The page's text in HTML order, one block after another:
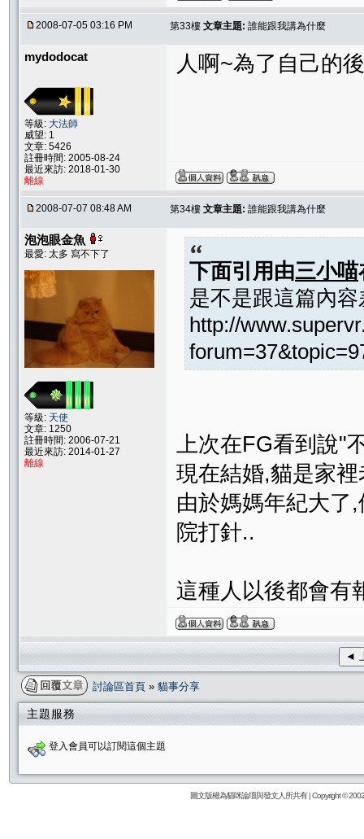
2008-07-05 03:16 PM 第33樓 文章主題: 誰能跟我講為什麼
mydodocat
等級: 大法師
威望: 1
文章: 5426
註冊時間: 2005-08-24
最近來訪: 2018-01-30
離線
人啊~為了自己的
2008-07-07 08:48 AM 第34樓 文章主題: 誰能跟我講為什麼
泡泡眼金魚
最愛: 太多 寫不下了
等級: 天使
文章: 1250
註冊時間: 2006-07-21
最近來訪: 2014-01-27
離線
下面引用由三小喵
是不是跟這篇內
http://
上次在FG看到說"
現在結婚,貓是家
由於媽媽年紀大了
院打針..
這種人以後都會有
◄
討論區首頁 » 貓事分享
主題服務
登入會員可以訂閱這個主題
圖文版權為貓咪論壇與發文人所共有 | Copyright ©